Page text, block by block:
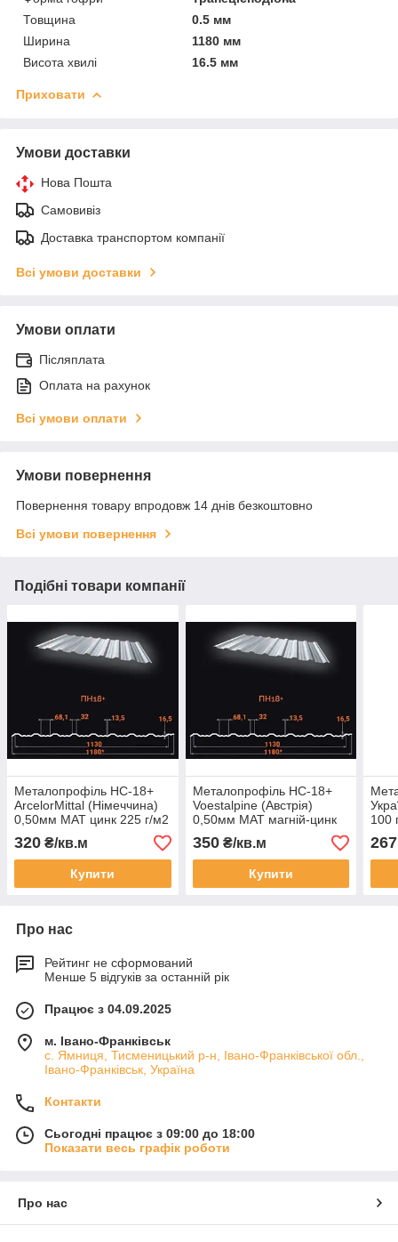
Товщина
0.5 мм
Ширина
1180 мм
Висота хвилі
16.5 мм
Приховати
Умови доставки
Нова Пошта
Самовивіз
Доставка транспортом компанії
Всі умови доставки
Умови оплати
Післяплата
Оплата на рахунок
Всі умови оплати
Умови повернення
Повернення товару впродовж 14 днів безкоштовно
Всі умови повернення
Подібні товари компанії
Металопрофіль НС-18+
ArcelorMittal (Німеччина)
0,50мм МАТ цинк 225 г/м2
320 ₴/кв.м
Купити
Металопрофіль НС-18+
Voestalpine (Австрія)
0,50мм МАТ магній-цинк
120 г/м2
350₴/кв.м
Купити
100
267
Про нас
Рейтинг не сформований
Менше 5 відгуків за останній рік
Працює з 04.09.2025
м. Івано-Франківськ
с. Ямниця, Тисменицький р-н, Івано-Франківської обл.,
Івано-Франківськ, Україна
Контакти
Сьогодні працює з 09:00 до 18:00
Показати весь графік роботи
Про нас